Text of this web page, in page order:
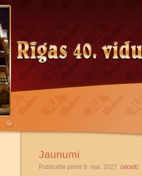
Jaunumi
Publicētie pirms 9. mai. 2027. (atcelt)